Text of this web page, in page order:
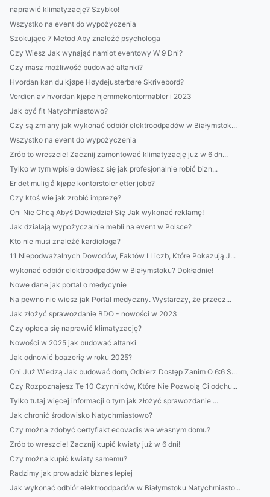
naprawić klimatyzację? Szybko!
Wszystko na event do wypożyczenia
Szokujące 7 Metod Aby znaleźć psychologa
Czy Wiesz Jak wynająć namiot eventowy W 9 Dni?
Czy masz możliwość budować altanki?
Hvordan kan du kjøpe Høydejusterbare Skrivebord?
Verdien av hvordan kjøpe hjemmekontormøbler i 2023
Jak być fit Natychmiastowo?
Czy są zmiany jak wykonać odbiór elektroodpadów w Białymstok...
Wszystko na event do wypożyczenia
Zrób to wreszcie! Zacznij zamontować klimatyzację już w 6 dn...
Tylko w tym wpisie dowiesz się jak profesjonalnie robić bizn...
Er det mulig å kjøpe kontorstoler etter jobb?
Czy ktoś wie jak zrobić imprezę?
Oni Nie Chcą Abyś Dowiedział Się Jak wykonać reklamę!
Jak działają wypożyczalnie mebli na event w Polsce?
Kto nie musi znaleźć kardiologa?
11 Niepodważalnych Dowodów, Faktów I Liczb, Które Pokazują J...
wykonać odbiór elektroodpadów w Białymstoku? Dokładnie!
Nowe dane jak portal o medycynie
Na pewno nie wiesz jak Portal medyczny. Wystarczy, że przecz...
Jak złożyć sprawozdanie BDO - nowości w 2023
Czy opłaca się naprawić klimatyzację?
Nowości w 2025 jak budować altanki
Jak odnowić boazerię w roku 2025?
Oni Już Wiedzą Jak budować dom, Odbierz Dostęp Zanim O 6:6 S...
Czy Rozpoznajesz Te 10 Czynników, Które Nie Pozwolą Ci odchu...
Tylko tutaj więcej informacji o tym jak złożyć sprawozdanie ...
Jak chronić środowisko Natychmiastowo?
Czy można zdobyć certyfiakt ecovadis we własnym domu?
Zrób to wreszcie! Zacznij kupić kwiaty już w 6 dni!
Czy można kupić kwiaty samemu?
Radzimy jak prowadzić biznes lepiej
Jak wykonać odbiór elektroodpadów w Białymstoku Natychmiasto...